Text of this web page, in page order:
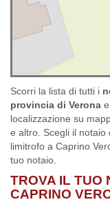
Scorri la lista di tutti i
provincia di Verona
localizzazione su
e altro. Scegli il notaio
limitrofo a Caprino
tuo notaio.
TROVA IL TUO
CAPRINO